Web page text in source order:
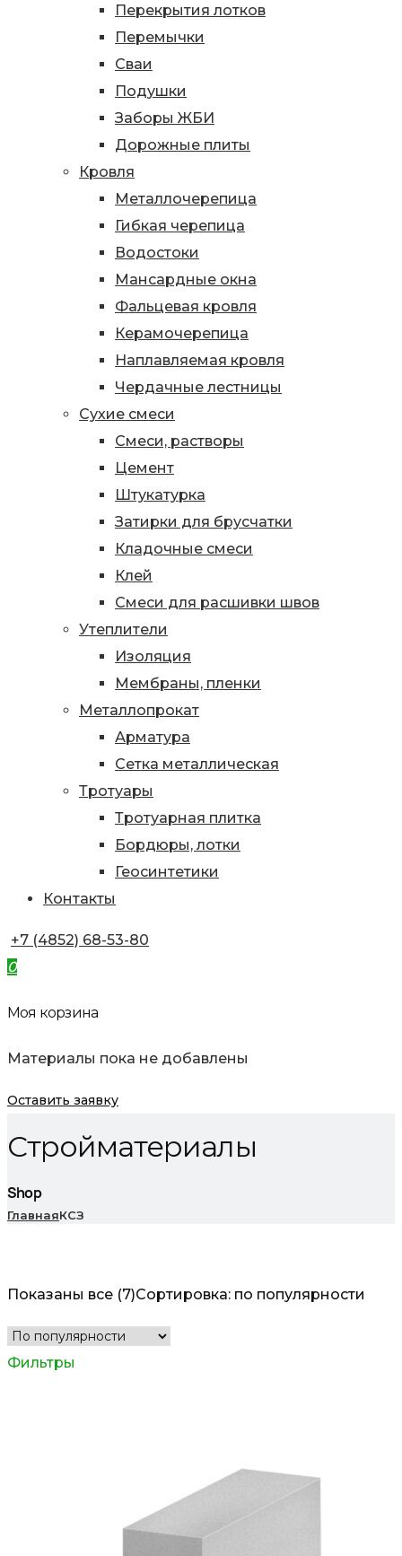
Перекрытия лотков
Перемычки
Сваи
Подушки
Заборы ЖБИ
Дорожные плиты
Кровля
Металлочерепица
Гибкая черепица
Водостоки
Мансардные окна
Фальцевая кровля
Керамочерепица
Наплавляемая кровля
Чердачные лестницы
Сухие смеси
Смеси, растворы
Цемент
Штукатурка
Затирки для брусчатки
Кладочные смеси
Клей
Смеси для расшивки швов
Утеплители
Изоляция
Мембраны, пленки
Металлопрокат
Арматура
Сетка металлическая
Тротуары
Тротуарная плитка
Бордюры, лотки
Геосинтетики
Контакты
+7 (4852) 68-53-80
0
Моя корзина
Материалы пока не добавлены
Оставить заявку
Стройматериалы
Shop
ГлавнаяКСЗ
Показаны все (7)Сортировка: по популярности
Фильтры